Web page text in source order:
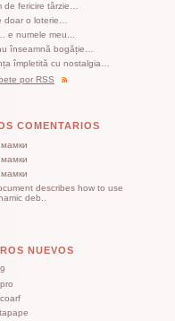
de fericire târzie…
doar o loterie…
e numele meu...
înseamnă bogăție…
împletită cu nostalgia…
por RSS
COMENTARIOS
describes how to use
deb..
NUEVOS